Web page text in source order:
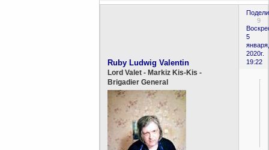
9
5
января,
2020г.
19:22
Ruby Ludwig Valentin
Lord Valet - Markiz Kis-Kis -
Brigadier General